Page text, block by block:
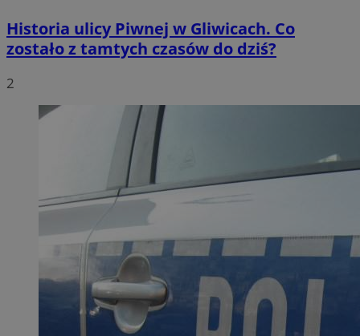
Historia ulicy Piwnej w Gliwicach. Co
zostało z tamtych czasów do dziś?
2